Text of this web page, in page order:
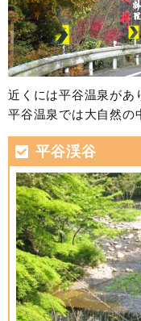
近くには平谷温泉があ
平谷温泉では大自然の
平谷渓谷